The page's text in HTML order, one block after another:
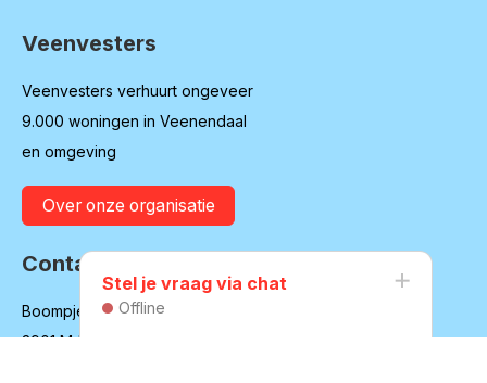
Contactinformatie
Veenvesters
Veenvesters verhuurt ongeveer
9.000 woningen in Veenendaal
en omgeving
Over onze organisatie
Contact
Boompjesgoed 20
3901 MJ Veenendaal
Stel je vraag via chat
Offline